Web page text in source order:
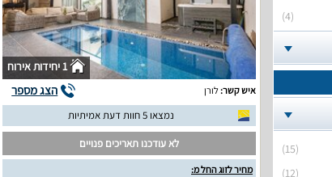
(4)
(15)
(12)
1 יחידות אירוח
איש קשר:לורן הצג מספר
נמצאו 5 חוות דעת אמיתיות
לא עודכנו תאריכים פנויים
מחיר לזוג החל מ: